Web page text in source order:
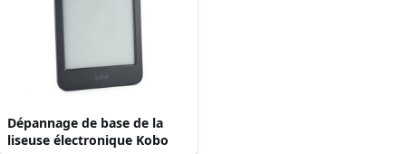
Dépannage de base de la
liseuse électronique Kobo